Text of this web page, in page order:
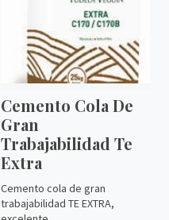
Cemento Cola De
Gran
Trabajabilidad Te
Extra
Cemento cola de gran
trabajabilidad TE EXTRA,